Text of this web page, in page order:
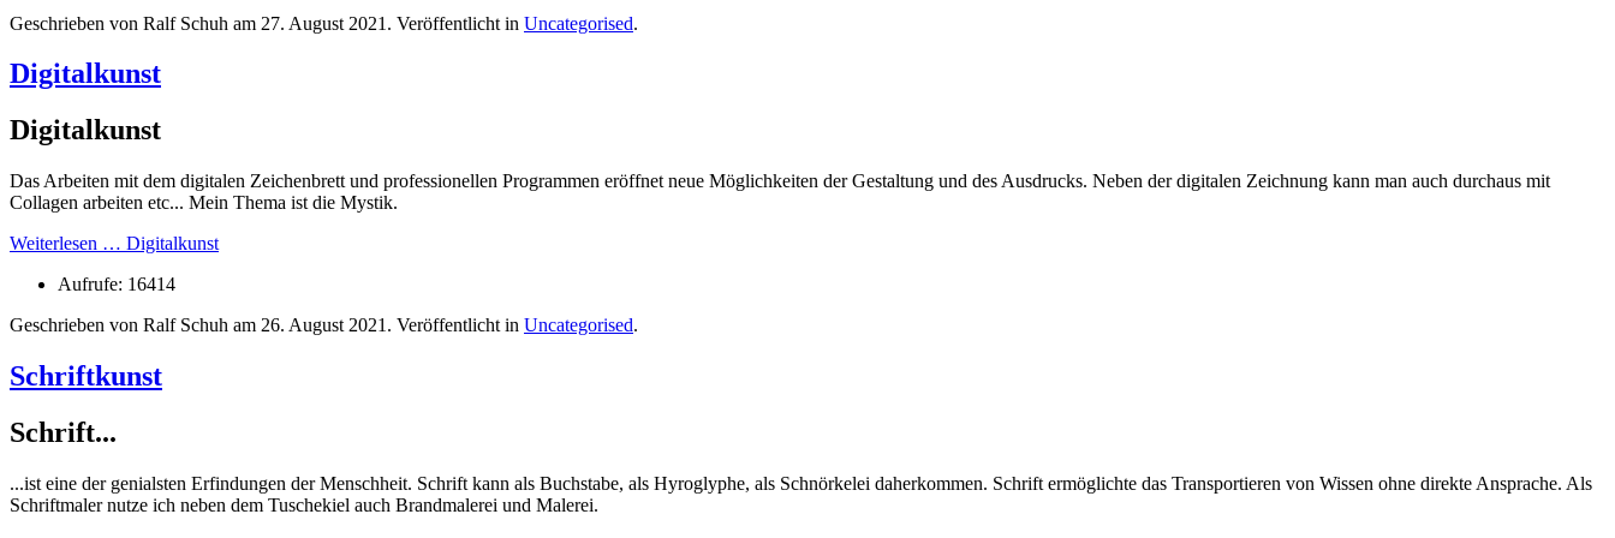
Geschrieben von Ralf Schuh am 27. August 2021 . Veröffentlicht in Uncategorised.
Digitalkunst
Digitalkunst
Das Arbeiten mit dem digitalen Zeichenbrett und professionellen Programmen eröffnet neue Möglichkeiten der Gestaltung und des Ausdrucks. Neben der digitalen Zeichnung kann man auch durchaus mit
Collagen arbeiten etc... Mein Thema ist die Mystik.
Weiterlesen … Digitalkunst
Aufrufe: 16414
Geschrieben von Ralf Schuh am 26. August 2021 . Veröffentlicht in Uncategorised.
Schriftkunst
Schrift...
...ist eine der genialsten Erfindungen der Menschheit. Schrift kann als Buchstabe, als Hyroglyphe, als Schnörkelei daherkommen. Schrift ermöglichte das Transportieren von Wissen ohne direkte Ansprache. Als
Schriftmaler nutze ich neben dem Tuschekiel auch Brandmalerei und Malerei.